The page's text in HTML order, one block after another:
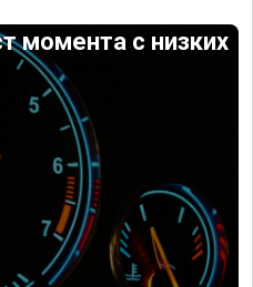
момента с низких